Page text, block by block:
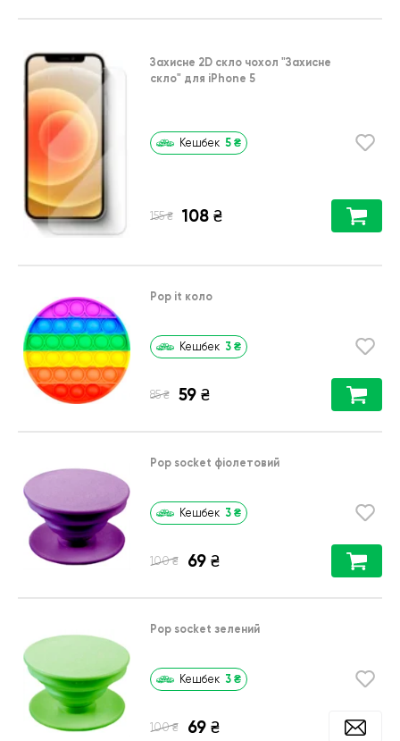
Захисне 2D скло чохол "Захисне
скло" для iPhone 5
Кешбек 5 ₴
155 ₴ 108 ₴
Pop it коло
Кешбек 3 ₴
85 ₴ 59 ₴
Pop socket фіолетовий
Кешбек 3 ₴
100 ₴ 69 ₴
Pop socket зелений
Кешбек 3 ₴
100 ₴ 69 ₴